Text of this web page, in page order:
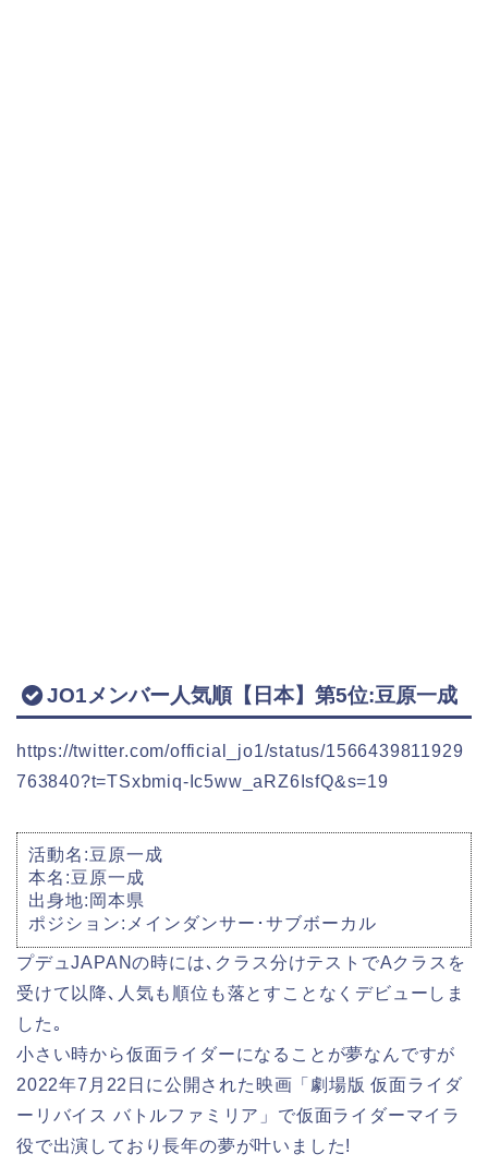
JO1メンバー人気順【日本】第5位:豆原一成
https://twitter.com/official_jo1/status/1566439811929
763840?t=TSxbmiq-Ic5ww_aRZ6IsfQ&s=19
活動名:豆原一成
本名:豆原一成
出身地:岡本県
ポジション:メインダンサー･サブボーカル
プデュJAPANの時には､クラス分けテストでAクラスを
受けて以降､人気も順位も落とすことなくデビューしま
した｡
小さい時から仮面ライダーになることが夢なんですが
2022年7月22日に公開された映画「劇場版 仮面ライダ
ーリバイス バトルファミリア」で仮面ライダーマイラ
役で出演しており長年の夢が叶いました!